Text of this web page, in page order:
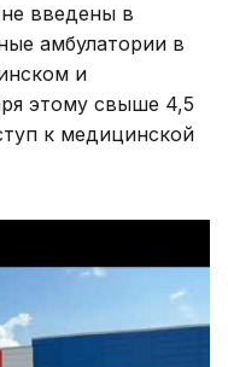
введены в
амбулатории в
и
этому свыше 4,5
к медицинской